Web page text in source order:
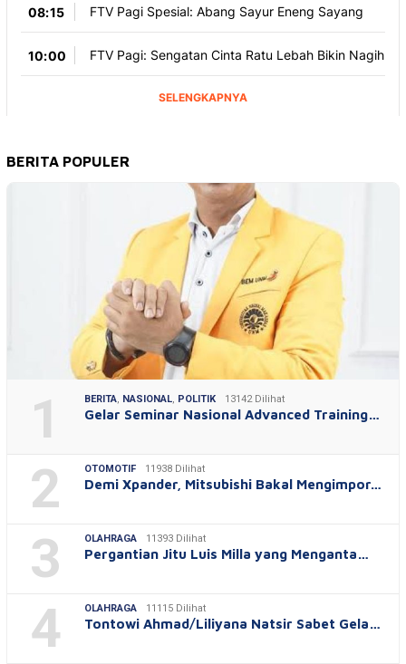
BERITA POPULER
1 BERITA NASIONAL POLITIK 13142 Dilihat
Gelar Seminar Nasional Advanced Training…
2 OTOMOTIF 11938 Dilihat
Demi Xpander, Mitsubishi Bakal Mengimpor…
3 OLAHRAGA 11393 Dilihat
Pergantian Jitu Luis Milla yang Menganta…
4 OLAHRAGA 11115 Dilihat
Tontowi Ahmad/Liliyana Natsir Sabet Gela…